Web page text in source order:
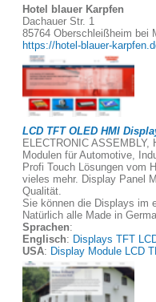
Hotel blauer Karpfen
Dachauer Str. 1
85764 Oberschleißheim bei
https://hotel-blauer-
LCD TFT OLED HMI
ELECTRONIC
Modulen für Automotive,
Profi Touch Lösungen vom
vieles mehr. Display Panel
Qualität.
Sie können die Displays im
Natürlich alle Made in
Sprachen:
Englisch: Displays TFT
USA: Display Module LCD